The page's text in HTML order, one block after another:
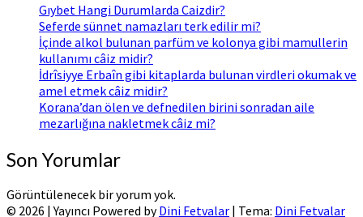
Gıybet Hangi Durumlarda Caizdir?
Seferde sünnet namazları terk edilir mi?
İçinde alkol bulunan parfüm ve kolonya gibi mamullerin
kullanımı câiz midir?
İdrîsiyye Erbaîn gibi kitaplarda bulunan virdleri okumak ve
amel etmek câiz midir?
Korana’dan ölen ve defnedilen birini sonradan aile
mezarlığına nakletmek câiz mi?
Son Yorumlar
Görüntülenecek bir yorum yok.
© 2026 |Yayıncı Powered byDini Fetvalar | Tema: Dini Fetvalar